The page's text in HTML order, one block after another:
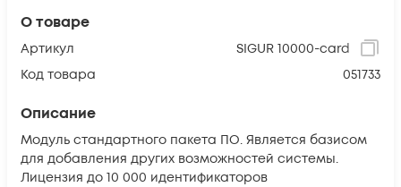
О товаре
Артикул
SIGUR 10000-card
Код товара
051733
Описание
Модуль стандартного пакета ПО. Является базисом
для добавления других возможностей системы.
Лицензия до 10 000 идентификаторов